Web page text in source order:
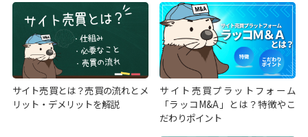
サイト売買とは？売買の流れとメ
リット・デメリットを解説
サイト売買プラットフォーム
「ラッコM&A」とは？特徴やこ
だわりポイント